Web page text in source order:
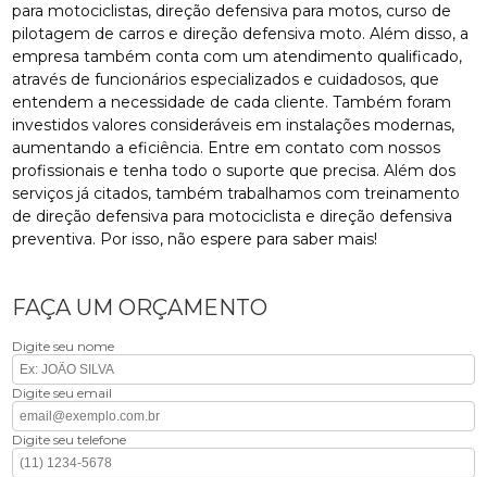
para motociclistas, direção defensiva para motos, curso de
pilotagem de carros e direção defensiva moto. Além disso, a
empresa também conta com um atendimento qualificado,
através de funcionários especializados e cuidadosos, que
entendem a necessidade de cada cliente. Também foram
investidos valores consideráveis em instalações modernas,
aumentando a eficiência. Entre em contato com nossos
profissionais e tenha todo o suporte que precisa. Além dos
serviços já citados, também trabalhamos com treinamento
de direção defensiva para motociclista e direção defensiva
preventiva. Por isso, não espere para saber mais!
FAÇA UM ORÇAMENTO
Digite seu nome
Digite seu email
Digite seu telefone